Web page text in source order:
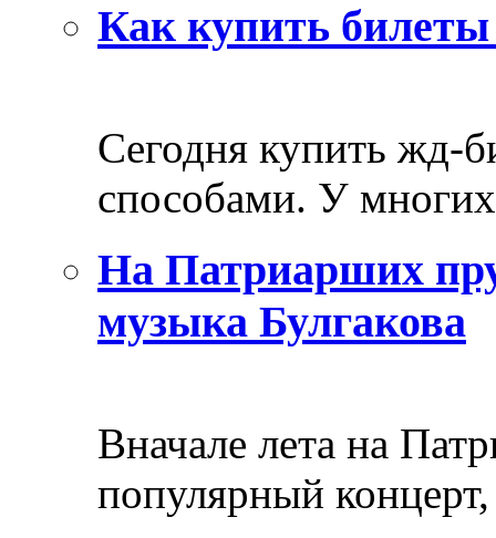
Как купить билеты
Сегодня купить жд-
способами. У
На Патриарших
музыка Булгакова
Вначале лета на
популярный